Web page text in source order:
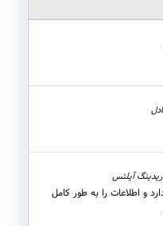
و اطلاعات را به طور کامل